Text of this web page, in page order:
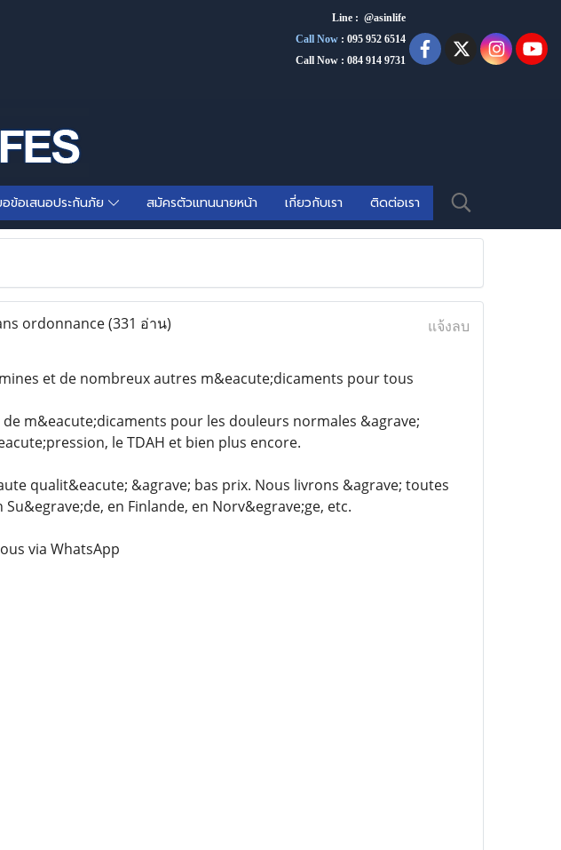
Line : @asinlife
Call Now : 095 952 6514
Call Now : 084 914 9731
ข้อเสนอประกันภัย สมัครตัวแทนนายหน้า เกี่ยวกับเรา ติดต่อเรา
ordonnance(331 อ่าน) แจ้งลบ
et de nombreux autres m&eacute;dicaments pour tous
m&eacute;dicaments pour les douleurs normales &agrave;
le TDAH et bien plus encore.
qualit&eacute; &agrave; bas prix. Nous livrons &agrave; toutes
en Finlande, en Norv&egrave;ge, etc.
via WhatsApp